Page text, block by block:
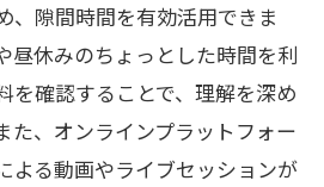
ポートする教材の紹介
ルの習得法
格取得に向けたステップ
学ぶプロフェッショナル育
、隙間時間を有効活用できま
昼休みのちょっとした時間を利
を確認することで、理解を深め
た、オンラインプラットフォー
よる動画やライブセッションが